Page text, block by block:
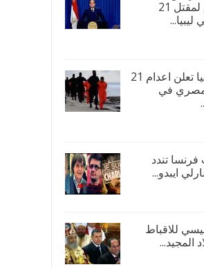
بالقصاص لمقتل 21
داعش ليبيا تعلن اعدام 21
في
تندد
ايبدو...
للاقباط
المجيد...